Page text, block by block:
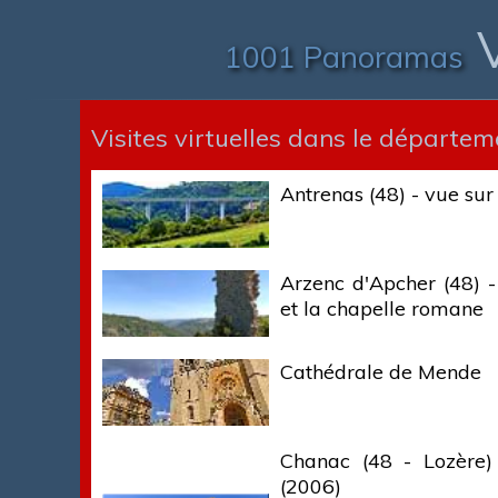
1001 Panoramas
Visites virtuelles dans le
Antrenas (48) - vue
Arzenc d'Apcher (48)
et la chapelle romane
Cathédrale de Mende
Chanac (48 -
(2006)